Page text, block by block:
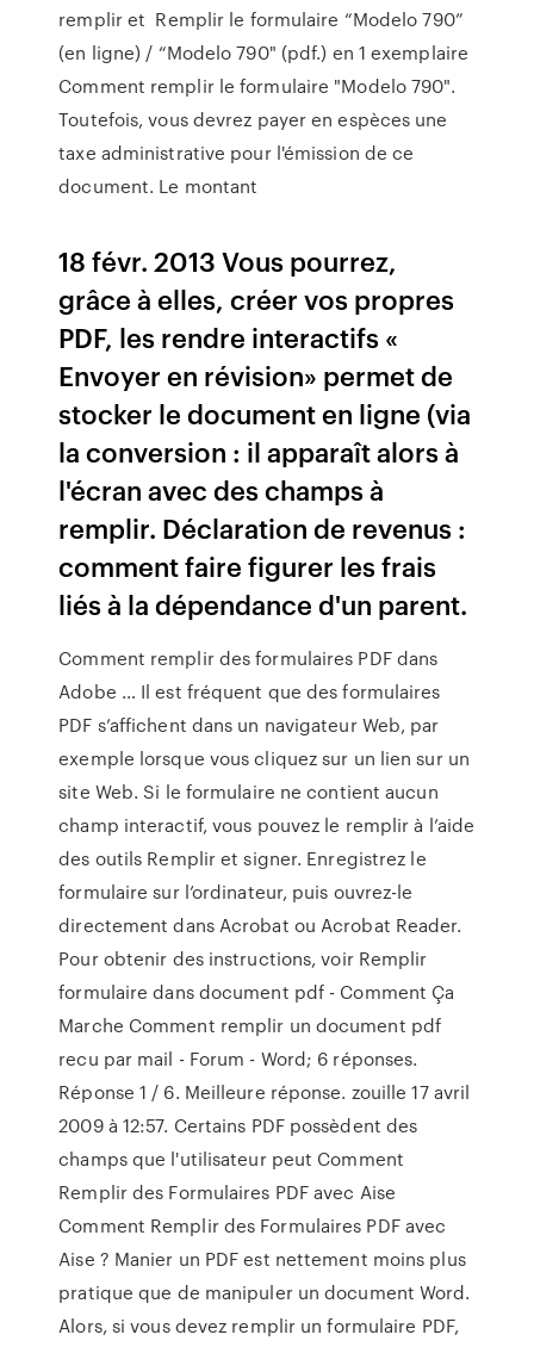
remplir et Remplir le formulaire “Modelo 790”
(en ligne) / “Modelo 790" (pdf.) en 1 exemplaire
Comment remplir le formulaire "Modelo 790".
Toutefois, vous devrez payer en espèces une
taxe administrative pour l'émission de ce
document. Le montant
18 févr. 2013 Vous pourrez,
grâce à elles, créer vos propres
PDF, les rendre interactifs «
Envoyer en révision» permet de
stocker le document en ligne (via
la conversion : il apparaît alors à
l'écran avec des champs à
remplir. Déclaration de revenus :
comment faire figurer les frais
liés à la dépendance d'un parent.
Comment remplir des formulaires PDF dans
Adobe … Il est fréquent que des formulaires
PDF s’affichent dans un navigateur Web, par
exemple lorsque vous cliquez sur un lien sur un
site Web. Si le formulaire ne contient aucun
champ interactif, vous pouvez le remplir à l’aide
des outils Remplir et signer. Enregistrez le
formulaire sur l’ordinateur, puis ouvrez-le
directement dans Acrobat ou Acrobat Reader.
Pour obtenir des instructions, voir Remplir
formulaire dans document pdf - Comment Ça
Marche Comment remplir un document pdf
recu par mail - Forum - Word; 6 réponses.
Réponse 1 / 6. Meilleure réponse. zouille 17 avril
2009 à 12:57. Certains PDF possèdent des
champs que l'utilisateur peut Comment
Remplir des Formulaires PDF avec Aise
Comment Remplir des Formulaires PDF avec
Aise ? Manier un PDF est nettement moins plus
pratique que de manipuler un document Word.
Alors, si vous devez remplir un formulaire PDF,